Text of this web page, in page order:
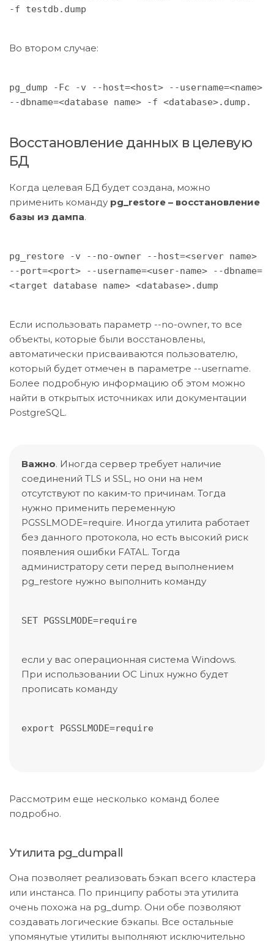
-f testdb.dump
Во втором случае:
pg_dump -Fc -v --host=<host> --username=<name>
--dbname=<database name> -f <database>.dump.
Восстановление данных в целевую
БД
Когда целевая БД будет создана, можно
применить команду pg_restore – восстановление
базы из дампа.
pg_restore -v --no-owner --host=<server name>
--port=<port> --username=<user-name> --dbname=
<target database name> <database>.dump
Если использовать параметр --no-owner, то все
объекты, которые были восстановлены,
автоматически присваиваются пользователю,
который будет отмечен в параметре --username.
Более подробную информацию об этом можно
найти в открытых источниках или документации
PostgreSQL.
Важно. Иногда сервер требует наличие
соединений TLS и SSL, но они на нем
отсутствуют по каким-то причинам. Тогда
нужно применить переменную
PGSSLMODE=require. Иногда утилита работает
без данного протокола, но есть высокий риск
появления ошибки FATAL. Тогда
администратору сети перед выполнением
pg_restore нужно выполнить команду
SET PGSSLMODE=require
если у вас операционная система Windows.
При использовании ОС Linux нужно будет
прописать команду
export PGSSLMODE=require
Рассмотрим еще несколько команд более
подробно.
Утилита pg_dumpall
Она позволяет реализовать бэкап всего кластера
или инстанса. По принципу работы эта утилита
очень похожа на pg_dump. Они обе позволяют
создавать логические бэкапы. Все остальные
упомянутые утилиты выполняют исключительно